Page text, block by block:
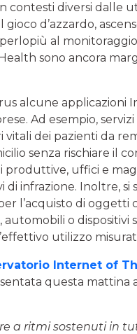
diversi dalle
d’azzardo,
al
sono ancora
alcune applicazioni
Ad esempio, servizi
dei pazienti da
senza rischiare il
produttive, uffici e
infrazione. Inoltre,
l’acquisto di
o dispositivi
utilizzo
Internet of
questa mattina
a ritmi sostenuti in